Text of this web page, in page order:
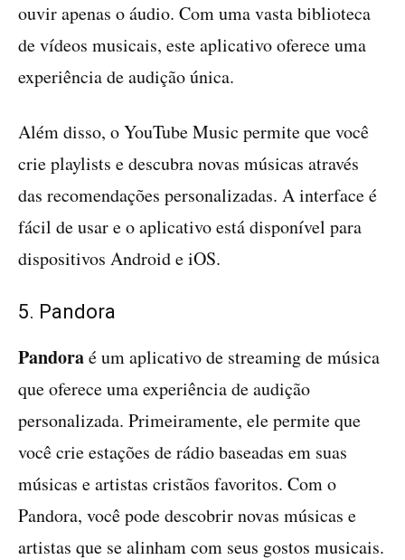
ouvir apenas o áudio. Com uma vasta biblioteca
de vídeos musicais, este aplicativo oferece uma
experiência de audição única.
Além disso, o YouTube Music permite que você
crie playlists e descubra novas músicas através
das recomendações personalizadas. A interface é
fácil de usar e o aplicativo está disponível para
dispositivos Android e iOS.
5. Pandora
Pandoraé um aplicativo de streaming de música
que oferece uma experiência de audição
personalizada. Primeiramente, ele permite que
você crie estações de rádio baseadas em suas
músicas e artistas cristãos favoritos. Com o
Pandora, você pode descobrir novas músicas e
artistas que se alinham com seus gostos musicais.